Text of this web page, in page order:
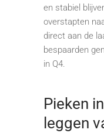
en stabiel
overstapten
direct aan de
bespaarden
in Q4.
Pieken
leggen